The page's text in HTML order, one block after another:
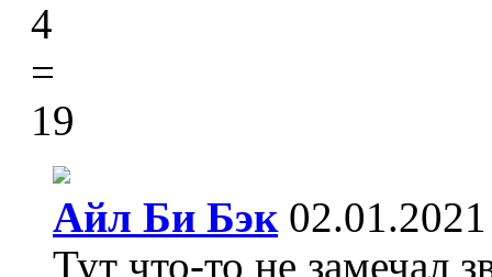
4
=
19
Айл Би Бэк
Тут что-то не замечал